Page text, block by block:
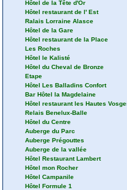
Hôtel de la Tête d'Or
Hôtel restaurant de l' Est
Ralais Lorraine Alasce
Hôtel de la Gare
Hôtel restaurant de la Place
Les Roches
Hôtel le Kalisté
Hôtel du Cheval de Bronze
Etape
Hôtel Les Balladins Confort
Bar Hôtel la Magdelaine
Hôtel restaurant les Hautes
Relais Benelux-Balle
Hôtel du Centre
Auberge du Parc
Auberge Prégouttes
Auberge de la vallée
Hôtel Restaurant Lambert
Hôtel mon Rocher
Hôtel Campanile
Hôtel Formule 1